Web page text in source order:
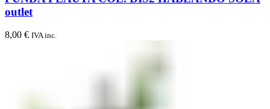
outlet
8,00 € IVA inc.